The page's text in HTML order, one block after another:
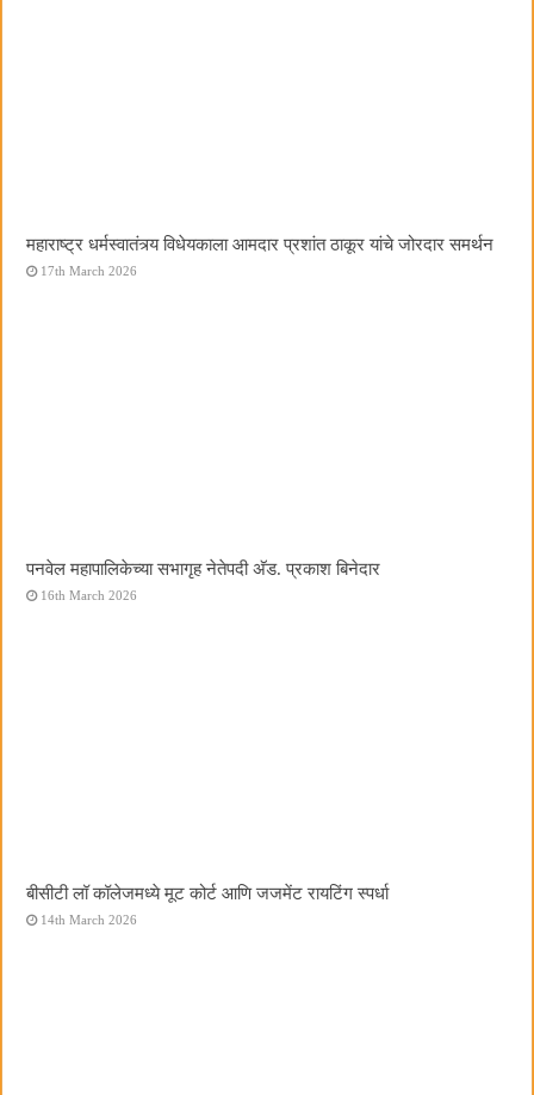
महाराष्ट्र धर्मस्वातंत्र्य विधेयकाला आमदार प्रशांत ठाकूर यांचे जोरदार समर्थन
17th March 2026
पनवेल महापालिकेच्या सभागृह नेतेपदी अ‍ॅड. प्रकाश बिनेदार
16th March 2026
बीसीटी लॉ कॉलेजमध्ये मूट कोर्ट आणि जजमेंट रायटिंग स्पर्धा
14th March 2026